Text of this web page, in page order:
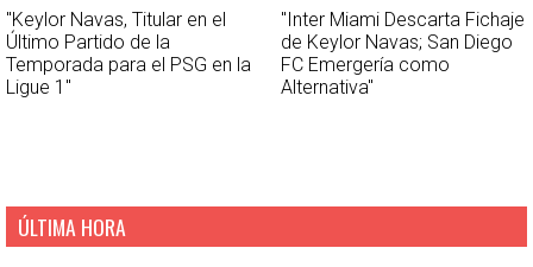
"Keylor Navas, Titular en el
Último Partido de la
Temporada para el PSG en la
Ligue 1"
"Inter Miami Descarta Fichaje
de Keylor Navas; San Diego
FC Emergería como
Alternativa"
ÚLTIMA HORA